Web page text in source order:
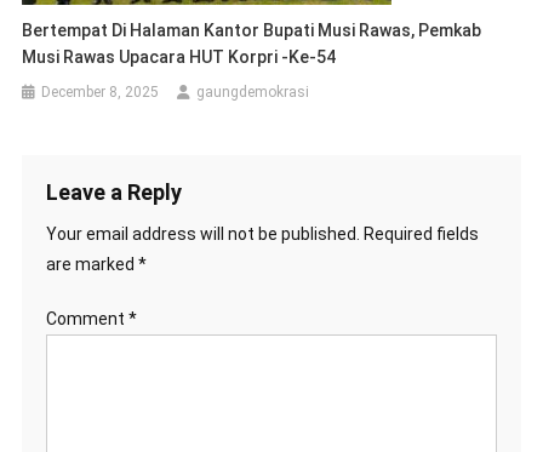
Bertempat Di Halaman Kantor Bupati Musi Rawas, Pemkab
Musi Rawas Upacara HUT Korpri -Ke-54
December 8, 2025 gaungdemokrasi
Leave a Reply
Your email address will not be published.
Required fields
are marked *
Comment *